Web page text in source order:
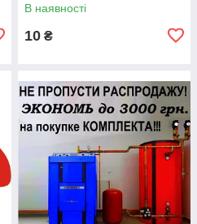
В наявності
10 ₴